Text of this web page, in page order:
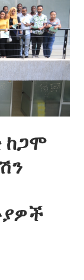
ከጋሞ